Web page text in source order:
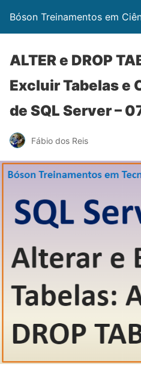
Bóson Treinamentos em
ALTER e DROP
Excluir Tabelas e
de SQL Server –
Fábio dos Reis